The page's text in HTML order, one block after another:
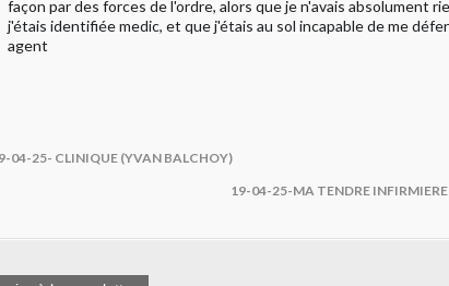
façon par des forces de l'ordre, alors que je n'avais absolument
j'étais identifiée medic, et que j'étais au sol incapable de me
agent
04-25- CLINIQUE (YVAN BALCHOY)
19-04-25-MA TENDRE